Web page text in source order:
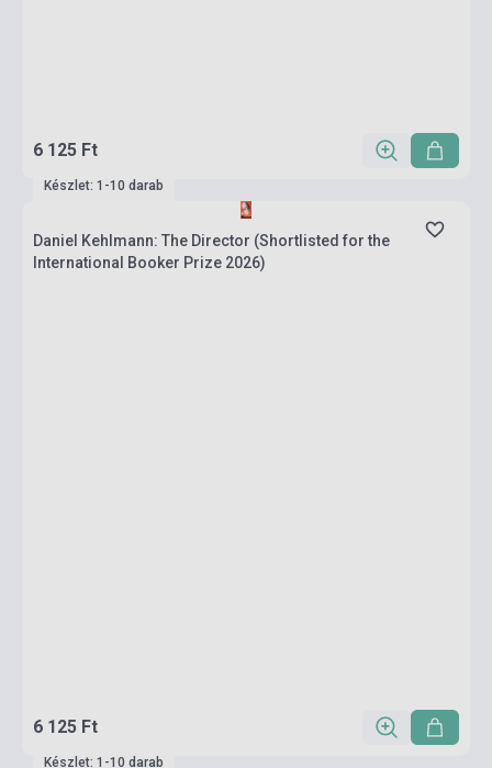
6 125 Ft
Készlet: 1-10 darab
Daniel Kehlmann: The Director (Shortlisted for the
International Booker Prize 2026)
6 125 Ft
Készlet: 1-10 darab